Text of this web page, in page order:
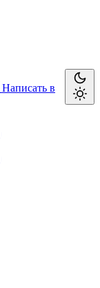
Написать в